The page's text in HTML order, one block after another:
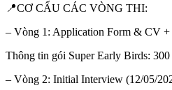
📍CƠ CẤU CÁC VÒNG THI:
– Vòng 1: Application Form & CV +
Thông tin gói Super Early Birds:
– Vòng 2: Initial Interview (12/05/